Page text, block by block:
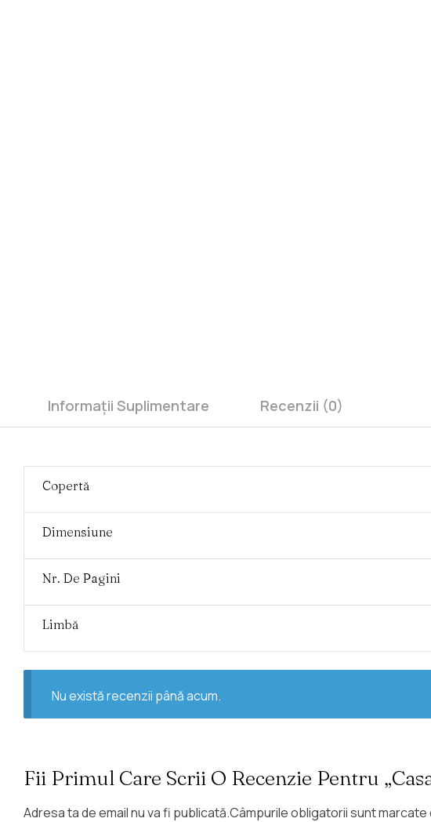
Informații Suplimentare Recenzii (0)
Copertă
Dimensiune
Nr. De Pagini
Limbă
Nu există recenzii până acum.
Fii Primul Care Scrii O Recenzie Pentru
Adresa ta de email nu va fi publicată.Câmpurile obligatorii sunt marcate